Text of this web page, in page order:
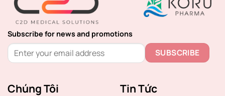
Subscribe for news and promotions
Chúng Tôi
Tin Tức